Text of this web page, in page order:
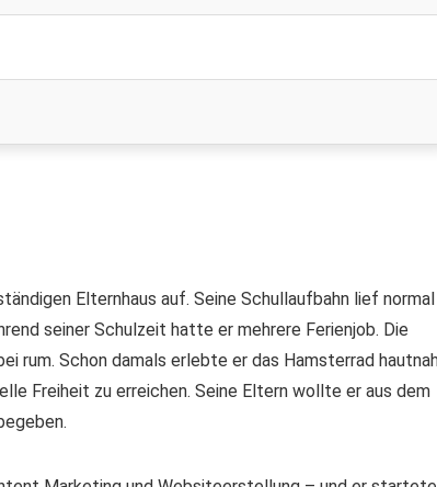
Elternhaus auf. Seine Schullaufbahn lief normal
seiner Schulzeit hatte er mehrere Ferienjob. Die
rum. Schon damals erlebte er das Hamsterrad
Freiheit zu erreichen. Seine Eltern wollte er aus dem